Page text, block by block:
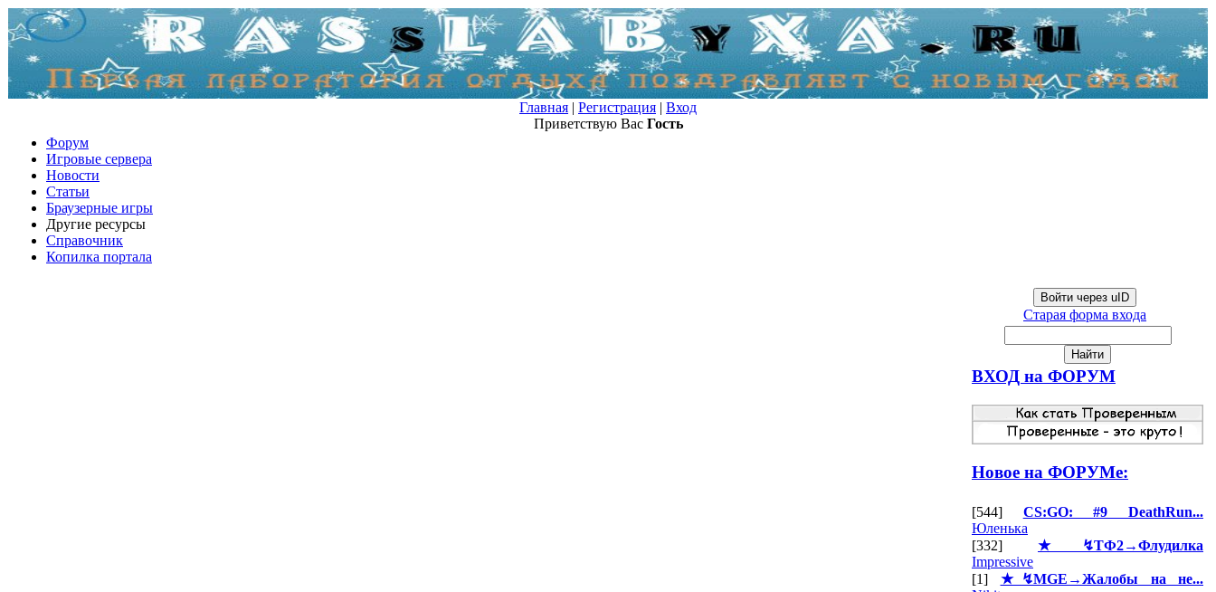
Главная | Регистрация | Вход
Приветствую Вас Гость
Форум
Игровые сервера
Новости
Статьи
Браузерные игры
Другие ресурсы
Справочник
Копилка портала
Войти через uID
Старая форма входа
ВХОД на ФОРУМ
Новое на ФОРУМе:
[544] CS:GO: #9 DeathRun...
Юленька
[332] ★↯ТФ2→Флудилка
Impressive
[1] ★↯MGE→Жалобы на не...